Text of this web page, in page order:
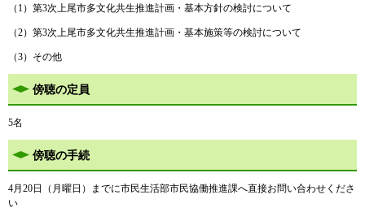
（1）第3次上尾市多文化共生推進計画・基本方針の検討について
（2）第3次上尾市多文化共生推進計画・基本施策等の検討について
（3）その他
傍聴の定員
5名
傍聴の手続
4月20日（月曜日）までに市民生活部市民協働推進課へ直接お問い合わせくださ
い